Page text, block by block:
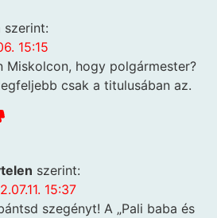
szerint:
15:15
Miskolcon, hogy polgármester?
csak a titulusában az.
szerint:
15:37
szegényt! A „Pali baba és